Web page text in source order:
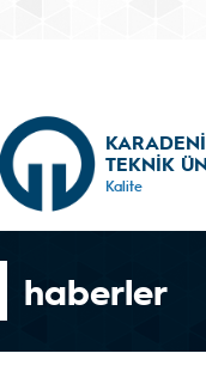
TEKNİK
Kalite
haberler